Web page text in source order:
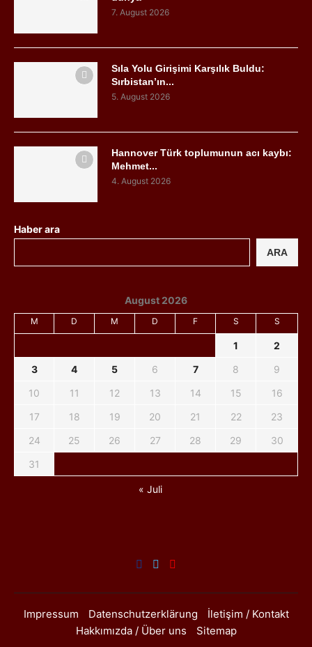
7. August 2026
Sıla Yolu Girişimi Karşılık Buldu:
Sırbistan’ın...
5. August 2026
Hannover Türk toplumunun acı kaybı:
Mehmet...
4. August 2026
Haber ara
ARA
August 2026
M D M D F S S
1
2
3
4 5 6 7 8
9
10
11 12 13 14 15
16
17
18 19 20 21 22
23
24
25 26 27 28 29
30
31
« Juli
Impressum Datenschutzerklärung
İletişim / Kontakt
Hakkımızda / Über uns
Sitemap